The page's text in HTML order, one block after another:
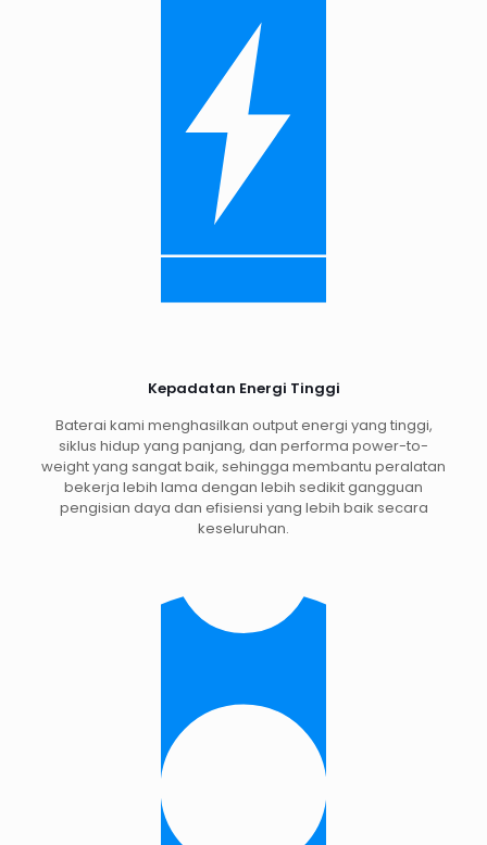
Kepadatan Energi Tinggi
Baterai kami menghasilkan output energi yang tinggi,
siklus hidup yang panjang, dan performa power-to-
weight yang sangat baik, sehingga membantu peralatan
bekerja lebih lama dengan lebih sedikit gangguan
pengisian daya dan efisiensi yang lebih baik secara
keseluruhan.